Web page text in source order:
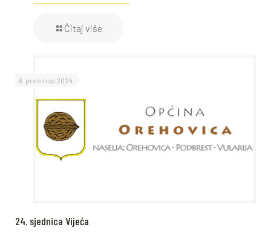
Čitaj više
6. prosinca 2024.
24. sjednica Vijeća